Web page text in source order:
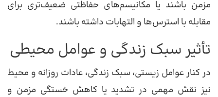
مزمن باشند یا مکانیسم‌های حفاظتی ضعیف‌تری برای
مقابله با استرس‌ها و التهابات داشته باشند.
تأثیر سبک زندگی و عوامل محیطی
در کنار عوامل زیستی، سبک زندگی، عادات روزانه و محیط
نیز نقش مهمی در تشدید یا کاهش خستگی مزمن و